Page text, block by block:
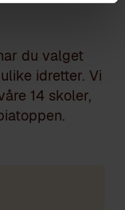
du valget
idretter. Vi
14 skoler,